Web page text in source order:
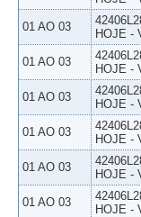
01 AO 03
HOJE -
01 AO 03
HOJE -
01 AO 03
HOJE -
01 AO 03
HOJE -
01 AO 03
HOJE -
01 AO 03
HOJE -